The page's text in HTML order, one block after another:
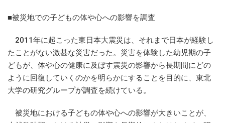
■被災地での子どもの体や心への影響を調査
2011年に起こった東日本大震災は、それまで日本が経験し
たことがない激甚な災害だった。災害を体験した幼児期の子
どもが、体や心の健康に及ぼす震災の影響から長期間にどの
ように回復していくのかを明らかにすることを目的に、東北
大学の研究グループが調査を続けている。
被災地における子どもの体や心への影響が大きいことが、